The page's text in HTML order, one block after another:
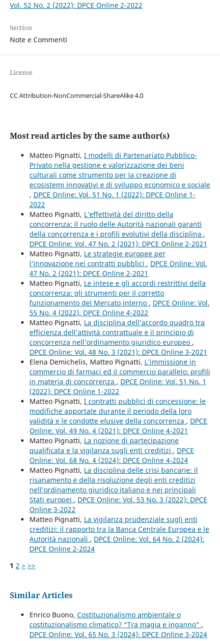
Vol. 52 No. 2 (2022): DPCE Online 2-2022
Section
Note e Commenti
License
CC Attribution-NonCommercial-ShareAlike 4.0
Most read articles by the same author(s)
Matteo Pignatti, I modelli di Partenariato Pubblico-
Privato nella gestione e valorizzazione dei beni
culturali come strumento per la creazione di
ecosistemi innovativi e di sviluppo economico e sociale
, DPCE Online: Vol. 51 No. 1 (2022): DPCE Online 1-
2022
Matteo Pignatti, L’effettività del diritto della
concorrenza: il ruolo delle Autorità nazionali garanti
della concorrenza e i profili evolutivi della disciplina ,
DPCE Online: Vol. 47 No. 2 (2021): DPCE Online 2-2021
Matteo Pignatti, Le strategie europee per
l’innovazione nei contratti pubblici , DPCE Online: Vol.
47 No. 2 (2021): DPCE Online 2-2021
Matteo Pignatti, Le intese e gli accordi restrittivi della
concorrenza: gli strumenti per il corretto
funzionamento del Mercato interno , DPCE Online: Vol.
55 No. 4 (2022): DPCE Online 4-2022
Matteo Pignatti, La disciplina dell’accordo quadro tra
efficienza dell’attività contrattuale e il principio di
concorrenza nell’ordinamento giuridico europeo ,
DPCE Online: Vol. 48 No. 3 (2021): DPCE Online 3-2021
Elena Demichelis, Matteo Pignatti, L’immissione in
commercio di farmaci ed il commercio parallelo: profili
in materia di concorrenza , DPCE Online: Vol. 51 No. 1
(2022): DPCE Online 1-2022
Matteo Pignatti, I contratti pubblici di concessione: le
modifiche apportate durante il periodo della loro
validità e le condotte elusive della concorrenza , DPCE
Online: Vol. 49 No. 4 (2021): DPCE Online 4-2021
Matteo Pignatti, La nozione di partecipazione
qualificata e la vigilanza sugli enti creditizi , DPCE
Online: Vol. 68 No. 4 (2024): DPCE Online 4-2024
Matteo Pignatti, La disciplina delle crisi bancarie: il
risanamento e della risoluzione degli enti creditizi
nell’ordinamento giuridico italiano e nei principali
Stati europei , DPCE Online: Vol. 53 No. 3 (2022): DPCE
Online 3-2022
Matteo Pignatti, La vigilanza prudenziale sugli enti
creditizi: il rapporto tra la Banca Centrale Europea e le
Autorità nazionali , DPCE Online: Vol. 64 No. 2 (2024):
DPCE Online 2-2024
1 2 > >>
Similar Articles
Enrico Buono, Costituzionalismo ambientale o
costituzionalismo climatico? “Tra magia e inganno” ,
DPCE Online: Vol. 65 No. 3 (2024): DPCE Online 3-2024